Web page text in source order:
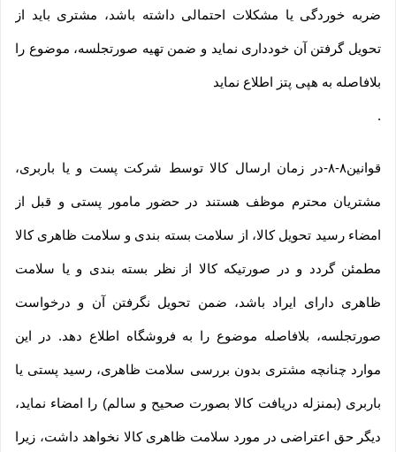
ضربه خوردگی یا مشکلات احتمالی داشته باشد، مشتری باید از
تحویل گرفتن آن خودداری نماید و ضمن تهیه صورتجلسه، موضوع را
بلافاصله به هپی پتز اطلاع نماید
.
قوانین۸-۸-در زمان ارسال کالا توسط شرکت پست و یا باربری،
مشتریان محترم موظف هستند در حضور مامور پستی و قبل از
امضاء رسید تحویل کالا، از سلامت بسته بندی و سلامت ظاهری کالا
مطمئن گردد و در صورتیکه کالا از نظر بسته بندی و یا سلامت
ظاهری دارای ایراد باشد، ضمن تحویل نگرفتن آن و درخواست
صورتجلسه، بلافاصله موضوع را به فروشگاه اطلاع دهد. در این
موارد چنانچه مشتری بدون بررسی سلامت ظاهری، رسید پستی یا
باربری (بمنزله دریافت کالا بصورت صحیح و سالم) را امضاء نماید،
دیگر حق اعتراضی در مورد سلامت ظاهری کالا نخواهد داشت، زیرا